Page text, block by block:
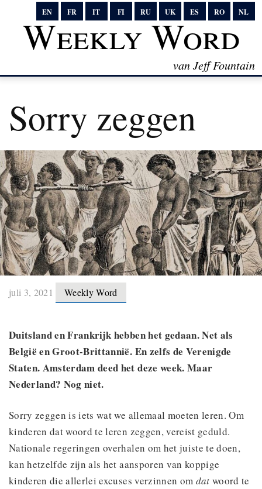
EN FR IT FI RU UK ES RO NL
Weekly Word
van Jeff Fountain
Sorry zeggen
juli 3, 2021 Weekly Word
Duitsland en Frankrijk hebben het gedaan. Net als
België en Groot-Brittannië. En zelfs de Verenigde
Staten. Amsterdam deed het deze week. Maar
Nederland? Nog niet.
Sorry zeggen is iets wat we allemaal moeten leren. Om
kinderen dat woord te leren zeggen, vereist geduld.
Nationale regeringen overhalen om het juiste te doen,
kan hetzelfde zijn als het aansporen van koppige
kinderen die allerlei excuses verzinnen om dat woord te